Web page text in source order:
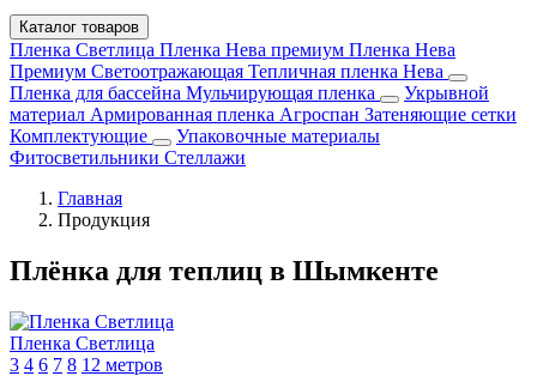
Каталог товаров
Пленка Светлица Пленка Нева премиум Пленка Нева
Премиум Светоотражающая Тепличная пленка Нева
Пленка для бассейна Мульчирующая пленка
Укрывной
материал Армированная пленка Агроспан Затеняющие сетки
Комплектующие
Упаковочные материалы
Фитосветильники Стеллажи
Главная
Продукция
Плёнка для теплиц в Шымкенте
Пленка Светлица
3 4 6 7 8 12 метров